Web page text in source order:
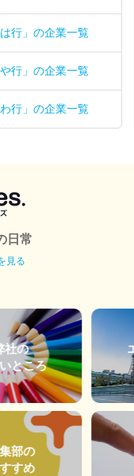
は行」の企業一覧
や行」の企業一覧
わ行」の企業一覧
日常
見る
社の
ところ
部の
すめ